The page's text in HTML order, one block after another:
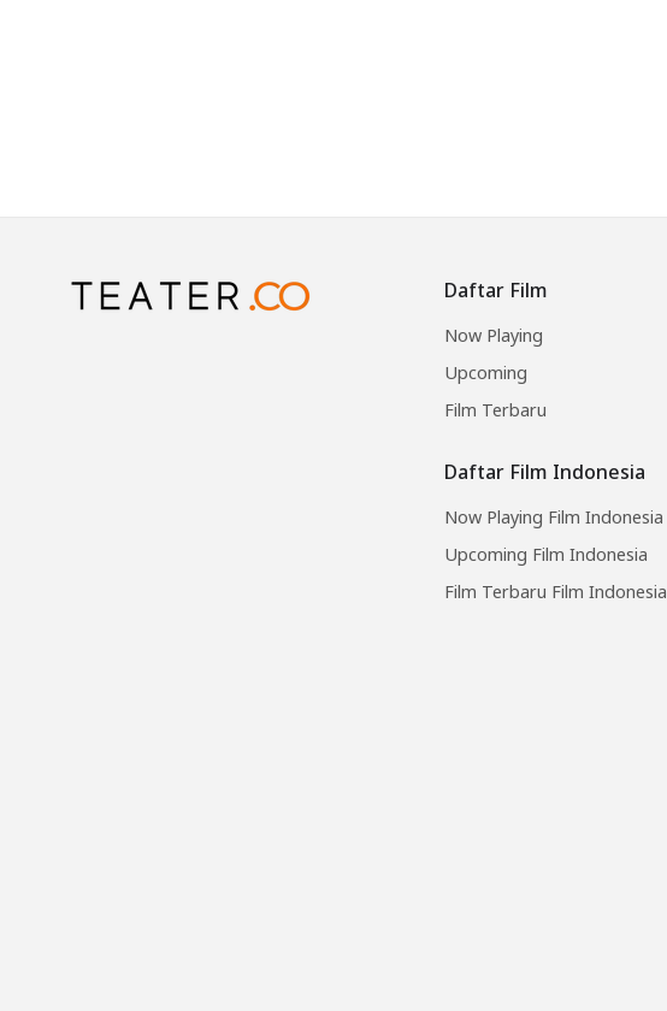
Daftar Film
Now Playing
Upcoming
Film Terbaru
Daftar Film Indonesia
Now Playing Film Indonesia
Upcoming Film Indonesia
Film Terbaru Film Indonesia